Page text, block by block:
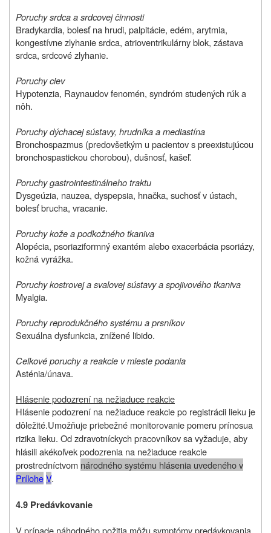
Poruchy srdca a srdcovej činnosti
Bradykardia, bolesť na hrudi, palpitácie, edém, arytmia,
kongestívne zlyhanie srdca, atrioventrikulárny blok, zástava
srdca, srdcové zlyhanie.
Poruchy ciev
Hypotenzia, Raynaudov fenomén, syndróm studených rúk a
nôh.
Poruchy dýchacej sústavy, hrudníka a mediastína
Bronchospazmus (predovšetkým u pacientov s preexistujúcou
bronchospastickou chorobou), dušnosť, kašeľ.
Poruchy gastrointestinálneho traktu
Dysgeúzia, nauzea, dyspepsia, hnačka, suchosť v ústach,
bolesť brucha, vracanie.
Poruchy kože a podkožného tkaniva
Alopécia, psoriaziformný exantém alebo exacerbácia psoriázy,
kožná vyrážka.
Poruchy kostrovej a svalovej sústavy a spojivového tkaniva
Myalgia.
Poruchy reprodukčného systému a prsníkov
Sexuálna dysfunkcia, znížené libido.
Celkové poruchy a reakcie v mieste podania
Asténia/únava.
Hlásenie podozrení na nežiaduce reakcie
Hlásenie podozrení na nežiaduce reakcie po registrácii lieku je
dôležité.Umožňuje priebežné monitorovanie pomeru prínosua
rizika lieku. Odzdravotníckych pracovníkov sa vyžaduje, aby
hlásili akékoľvek podozrenia na nežiaduce reakcie
prostredníctvom národného systému hlásenia uvedeného v
PríloheV.
4.9 Predávkovanie
V prípade náhodného požitia môžu symptómy predávkovania